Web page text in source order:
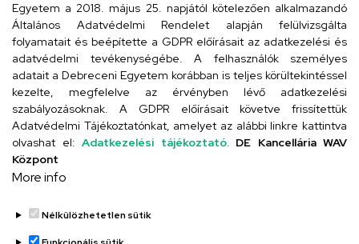
4026 Debrecen, Arany János tér 1.
Szervezeti telefonkönyv
UD telefonkönyv
Egyetem a 2018. május 25. napjától kötelezően alkalmazandó
Általános Adatvédelmi Rendelet alapján felülvizsgálta
folyamatait és beépítette a GDPR előírásait az adatkezelési és
adatvédelmi tevékenységébe. A felhasználók személyes
adatait a Debreceni Egyetem korábban is teljes körültekintéssel
kezelte, megfelelve az érvényben lévő adatkezelési
szabályozásoknak. A GDPR előírásait követve frissítettük
Adatvédelmi Tájékoztatónkat, amelyet az alábbi linkre kattintva
olvashat el: Adatkezelési tájékoztató. DE Kancellária WAV
Központ
More info
Nélkülözhetetlen sütik